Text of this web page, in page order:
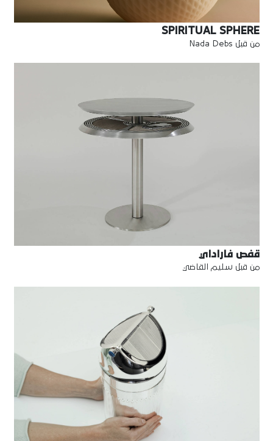
SPIRITUAL SPHERE
من قبل Nada Debs
قفص فاراداي
من قبل سليم القاضي